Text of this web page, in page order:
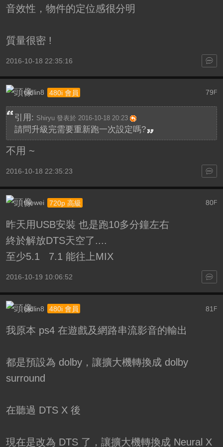
音效性，物件的定位感很分明
質量很密 !
2016-10-18 22:35:16
79 F
oldlin8 480i 會員
引用: Shiryu 發表於 2016-10-18 20:23
請問升級完需要重新跑一次設定嗎?
不用 ~
2016-10-18 22:35:23
80F
thewei 720p 高級
昨天用USB安裝 也是跑10多分鐘左右
終於解放DTS天空了....
至少5.1 7.1 能往上MIX
2016-10-19 10:06:52
81 F
oldlin8 480i 會員
我原本 ps4 在遊戲及網路串流影音的輸出
都是預設為 dolby，讓擴大機轉換成 dolby
surround
在聽過 DTS X 後
現在是改為 DTS 了，讓擴大機轉換成 Neural X